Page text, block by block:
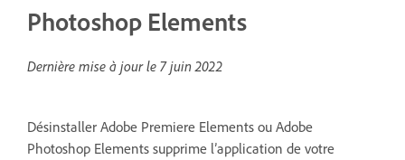
Photoshop Elements
Dernière mise à jour le 7 juin 2022
Désinstaller Adobe Premiere Elements ou Adobe
Photoshop Elements supprime l’application de votre